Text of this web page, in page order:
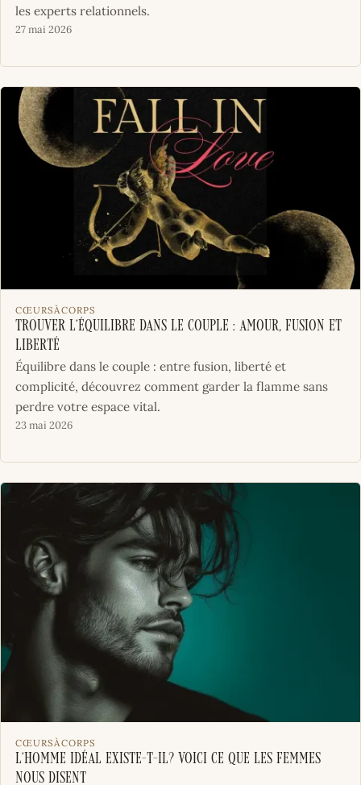
les experts relationnels.
27 mai 2026
CŒURSÀCORPS
Trouver l’équilibre dans le couple : amour, fusion et
liberté
Équilibre dans le couple : entre fusion, liberté et
complicité, découvrez comment garder la flamme sans
perdre votre espace vital.
23 mai 2026
CŒURSÀCORPS
L’Homme idéal existe-t-il? Voici ce que les femmes
nous disent